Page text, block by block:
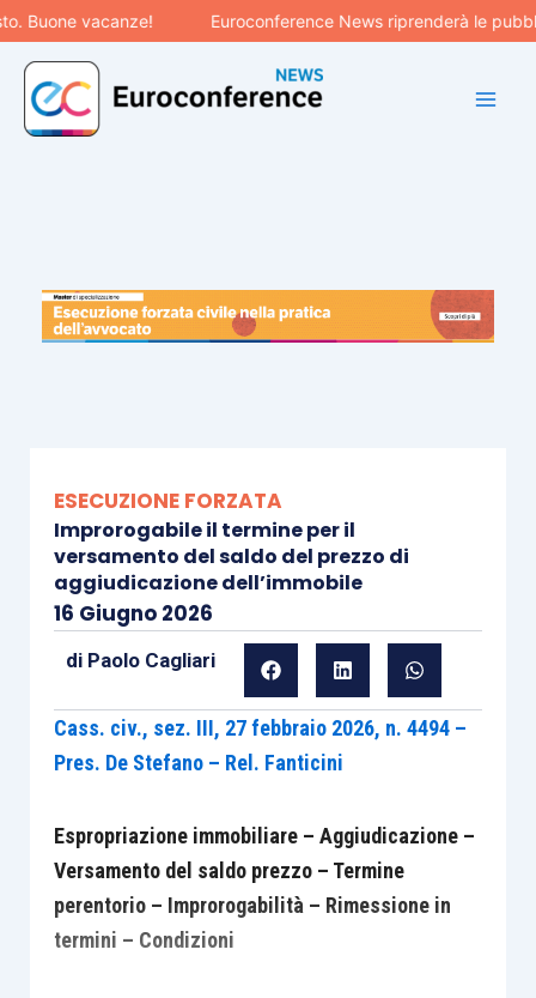
Vai
al
contenuto
vacanze! Euroconference News riprenderà le
ESECUZIONE FORZATA
Improrogabile il termine per il
versamento del saldo del prezzo di
aggiudicazione dell’immobile
16 Giugno 2026
di Paolo Cagliari
Cass. civ., sez. III, 27 febbraio 2026, n. 4494 –
Pres. De Stefano – Rel. Fanticini
Espropriazione immobiliare – Aggiudicazione –
Versamento del saldo prezzo – Termine
perentorio – Improrogabilità – Rimessione in
termini – Condizioni